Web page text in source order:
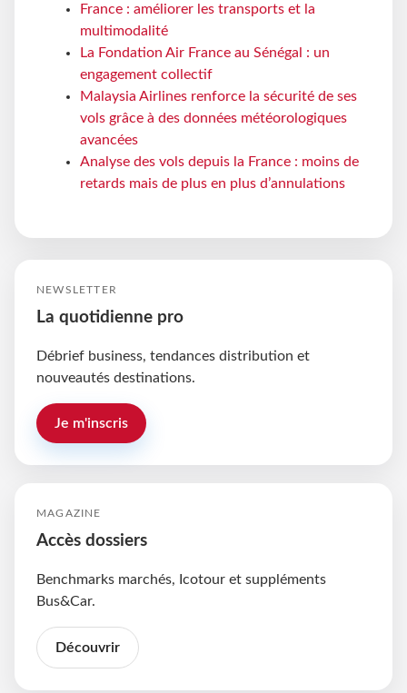
France : améliorer les transports et la
multimodalité
La Fondation Air France au Sénégal : un
engagement collectif
Malaysia Airlines renforce la sécurité de ses
vols grâce à des données météorologiques
avancées
Analyse des vols depuis la France : moins de
retards mais de plus en plus d’annulations
NEWSLETTER
La quotidienne pro
Débrief business, tendances distribution et
nouveautés destinations.
Je m'inscris
MAGAZINE
Accès dossiers
Benchmarks marchés, Icotour et suppléments
Bus&Car.
Découvrir